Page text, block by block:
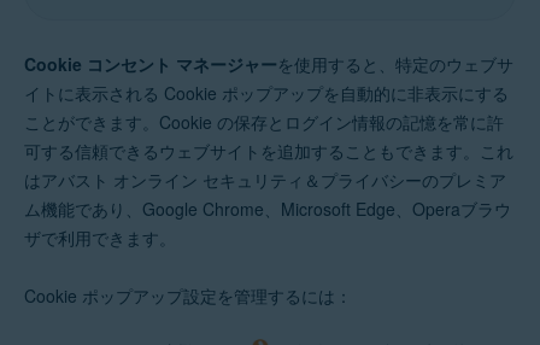
Cookie コンセント マネージャーを使用すると、特定のウェブサ
イトに表示される Cookie ポップアップを自動的に非表示にする
ことができます。Cookie の保存とログイン情報の記憶を常に許
可する信頼できるウェブサイトを追加することもできます。これ
はアバスト オンライン セキュリティ＆プライバシーのプレミア
ム機能であり、Google Chrome、Microsoft Edge、Operaブラウ
ザで利用できます。
Cookie ポップアップ設定を管理するには：